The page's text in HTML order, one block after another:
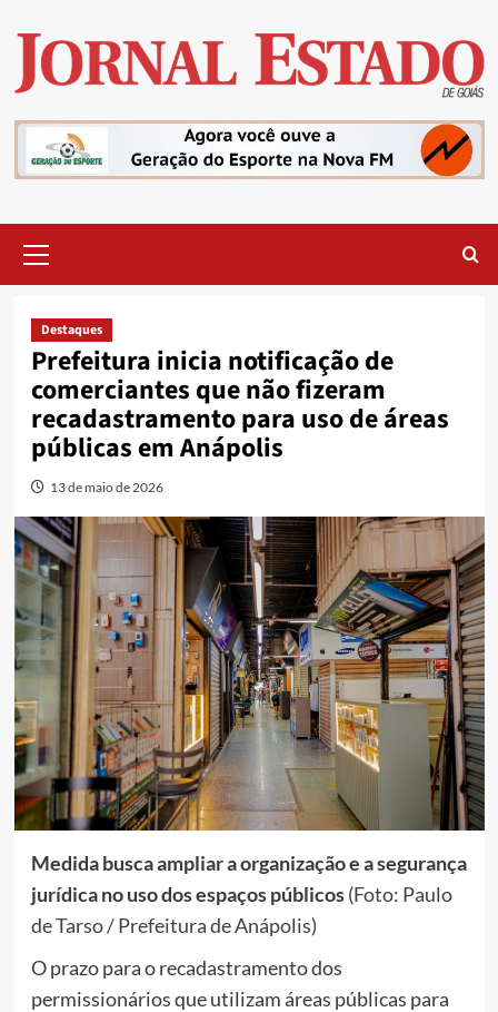
content
Menu
Destaques
Prefeitura inicia notificação de
comerciantes que não fizeram
recadastramento para uso de áreas
públicas em Anápolis
13 de maio de 2026
Medida busca ampliar a organização e a segurança
jurídica no uso dos espaços públicos (Foto: Paulo
de Tarso / Prefeitura de Anápolis)
O prazo para o recadastramento dos
permissionários que utilizam áreas públicas para